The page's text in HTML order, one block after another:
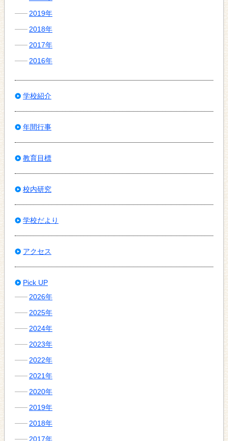
2019年
2018年
2017年
2016年
学校紹介
年間行事
教育目標
校内研究
学校だより
アクセス
Pick UP
2026年
2025年
2024年
2023年
2022年
2021年
2020年
2019年
2018年
2017年